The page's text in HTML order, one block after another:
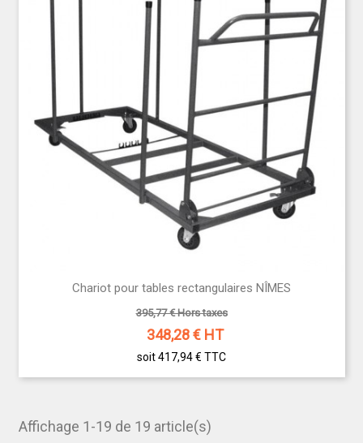
Chariot pour tables rectangulaires NÎMES
395,77 € Hors taxes
348,28€ HT
soit 417,94 € TTC
Affichage 1-19 de 19 article(s)